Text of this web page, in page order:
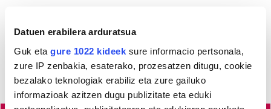
Datuen erabilera arduratsua
Guk eta gure 1022 kideek sure informacio pertsonala,
zure IP zenbakia, esaterako, prozesatzen ditugu, cookie
bezalako teknologiak erabiliz eta zure gailuko
informazioak azitzen dugu publizitate eta eduki